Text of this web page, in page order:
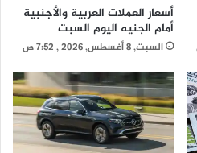
أسعار العملات العربية والأجنبية
أمام الجنيه اليوم السبت
السبت, 8 أغسطس, 2026 , 7:52 ص